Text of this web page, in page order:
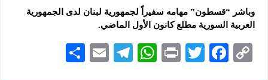
وباشر “قسطون” مهامه سفيراً لجمهورية لبنان لدى الجمهورية
العربية السورية مطلع ‏كانون الأول الماضي‎.‎
C
F
T
P
W
Te
E